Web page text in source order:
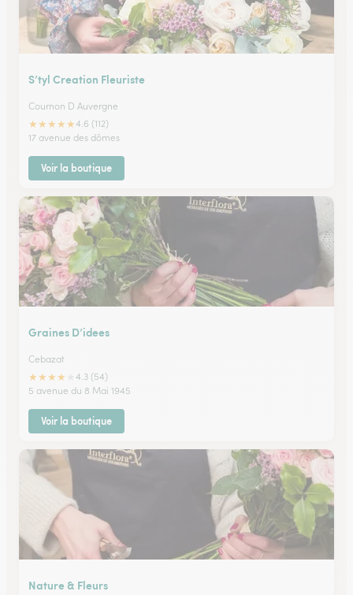
S’tyl Creation Fleuriste
Cournon D Auvergne
★★★★★4.6 (112)
17 avenue des dômes
Voir la boutique
Graines D’idees
Cebazat
★★★★
4.3 (54)
5 avenue du 8 Mai 1945
Voir la boutique
Nature & Fleurs